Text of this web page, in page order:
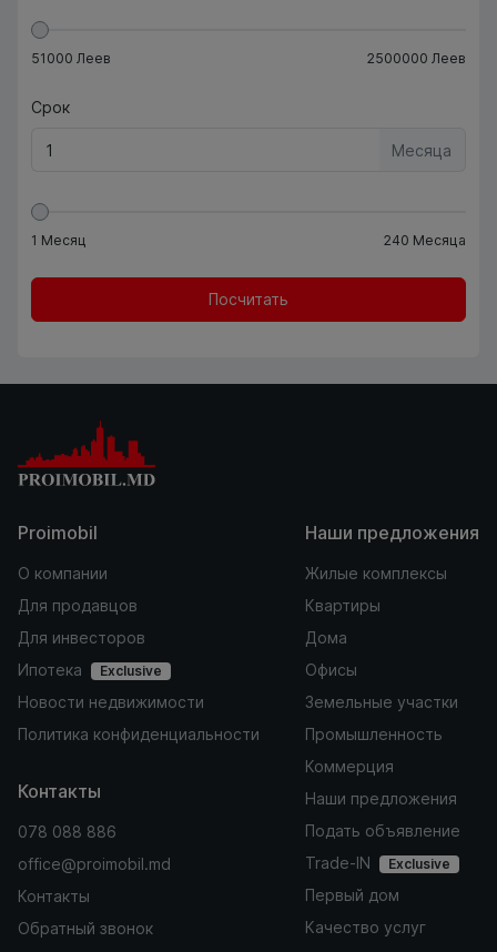
51000 Леев 2500000 Леев
Срок
Месяца
1 Месяц 240 Месяца
Посчитать
Proimobil
О компании
Для продавцов
Для инвесторов
Ипотека
Exclusive
Новости недвижимости
Политика конфиденциальности
Наши предложения
Жилые комплексы
Квартиры
Дома
Офисы
Земельные участки
Промышленность
Коммерция
Наши предложения
Подать объявление
Trade-IN
Exclusive
Первый дом
Качество услуг
Контакты
078 088 886
office@proimobil.md
Контакты
Обратный звонок